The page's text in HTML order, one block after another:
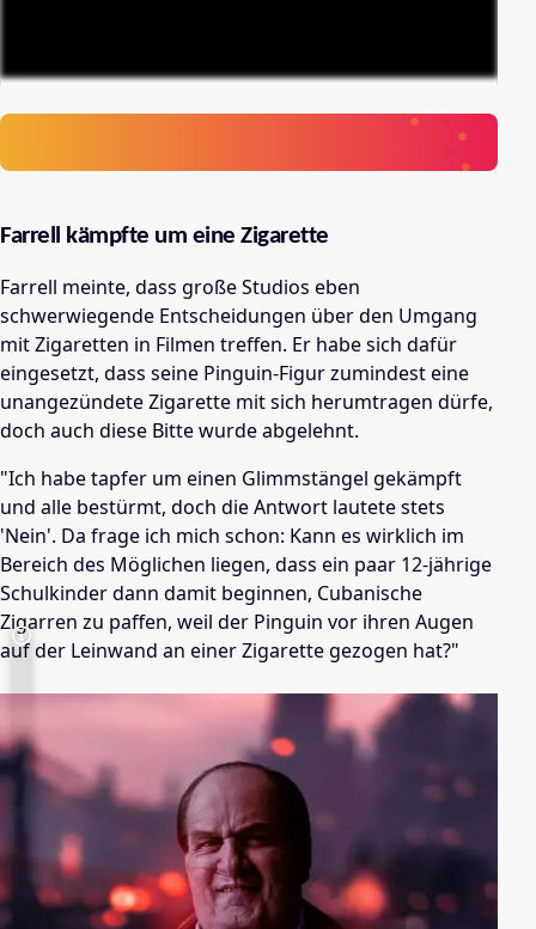
Farrell kämpfte um eine Zigarette
Farrell meinte, dass große Studios eben
schwerwiegende Entscheidungen über den Umgang
mit Zigaretten in Filmen treffen. Er habe sich dafür
eingesetzt, dass seine Pinguin-Figur zumindest eine
unangezündete Zigarette mit sich herumtragen dürfe,
doch auch diese Bitte wurde abgelehnt.
"Ich habe tapfer um einen Glimmstängel gekämpft
und alle bestürmt, doch die Antwort lautete stets
'Nein'. Da frage ich mich schon: Kann es wirklich im
Bereich des Möglichen liegen, dass ein paar 12-jährige
Schulkinder dann damit beginnen, Cubanische
Zigarren zu paffen, weil der Pinguin vor ihren Augen
auf der Leinwand an einer Zigarette gezogen hat?"